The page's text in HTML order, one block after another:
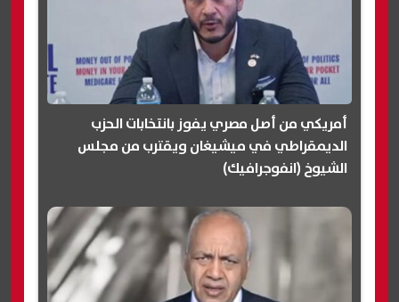
أمريكي من أصل مصري يفوز بانتخابات الحزب
الديمقراطي في ميشيغان ويقترب من مجلس
الشيوخ (انفوجرافيك)